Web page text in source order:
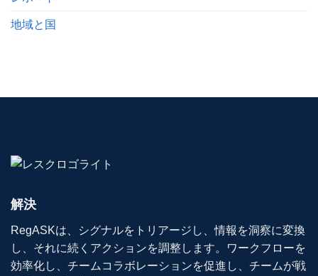
地域と国
解決
RegASKは、シグナルをトリアージし、情報を洞察に変換
し、それに続くアクションを調整します。ワークフローを
効率化し、チームコラボレーションを促進し、チームが戦